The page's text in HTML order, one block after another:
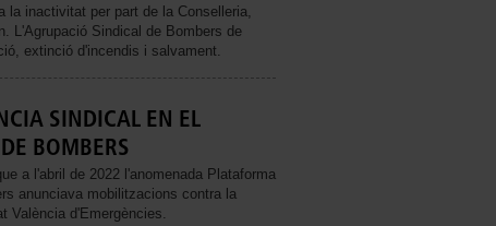
la inactivitat per part de la Conselleria,
L'Agrupació Sindical de Bombers de
extinció d'incendis i salvament.
SINDICAL EN EL
BOMBERS
a l'abril de 2022 l'anomenada Plataforma
anunciava mobilitzacions contra la
València d'Emergències.